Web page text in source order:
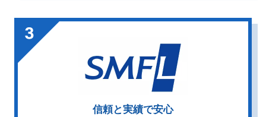
信頼と実績で安心